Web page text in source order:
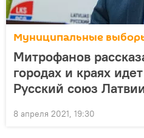
Муниципальные
Митрофанов
городах и краях
Русский союз
8 апреля 2021, 19:30